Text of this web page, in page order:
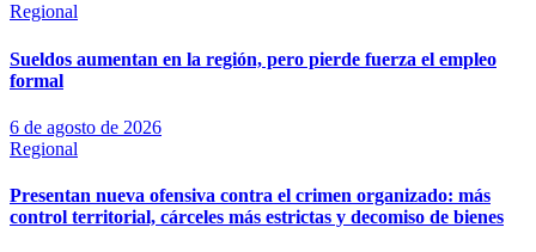
Regional
Sueldos aumentan en la región, pero pierde fuerza el empleo
formal
6 de agosto de 2026
Regional
Presentan nueva ofensiva contra el crimen organizado: más
control territorial, cárceles más estrictas y decomiso de bienes